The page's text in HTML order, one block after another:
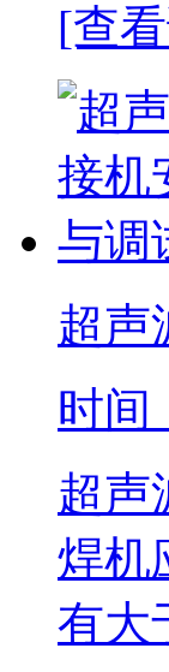
[查
超声
时间
超声
焊机
有大